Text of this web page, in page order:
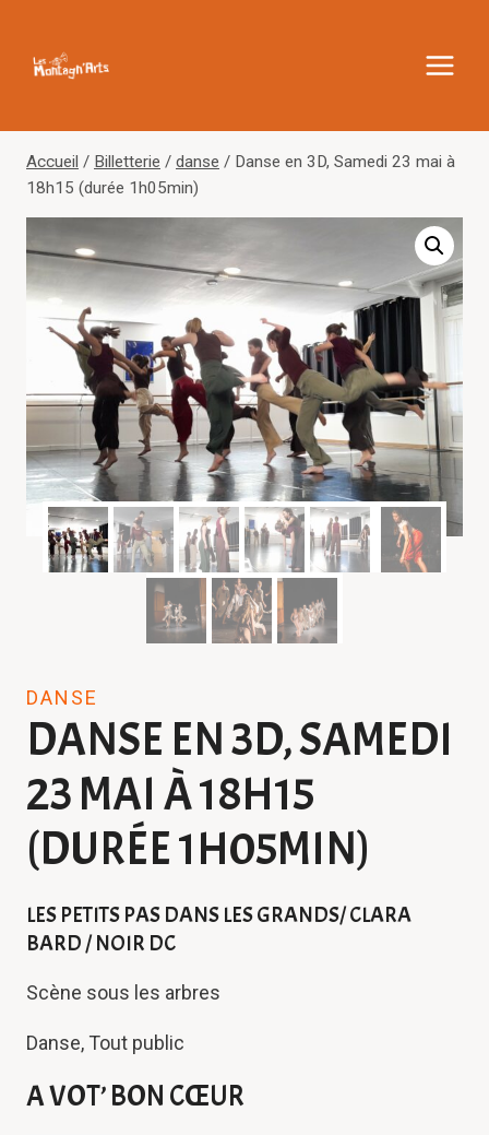
contenu
Accueil / Billetterie / danse / Danse en 3D, Samedi 23 mai à
18h15 (durée 1h05min)
DANSE
DANSE EN 3D, SAMEDI
23 MAI À 18H15
(DURÉE 1H05MIN)
LES PETITS PAS DANS LES GRANDS/ CLARA
BARD / NOIR DC
Scène sous les arbres
Danse, Tout public
A VOT’ BON CŒUR